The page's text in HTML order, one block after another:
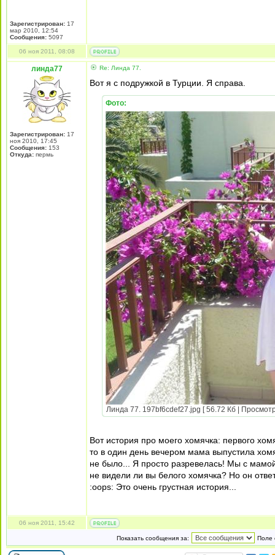
Зарегистрирован: 17
мар 2010, 12:54
Сообщения: 5097
06 ноя 2011, 08:08
линда77
Зарегистрирован: 17
ноя 2010, 17:45
Сообщения: 153
Откуда: пермь
Re: Линда 77.
Вот я с подружкой в Турции. Я справа.
Фото:
Линда 77. 197bf6cdef27.jpg [ 56.72 Кб |
Вот история про моего хомячка: первого
то в один день вечером мама выпустила
не было... Я просто разревелась! Мы с
не видели ли вы белого хомячка? Но он
:oops: Это очень грустная история...
06 ноя 2011, 15:42
Показать сообщения за: Поле